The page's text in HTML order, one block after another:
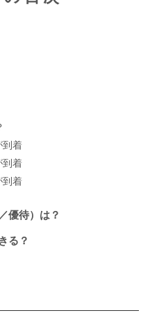
到着
到着
到着
優待）は？
る？